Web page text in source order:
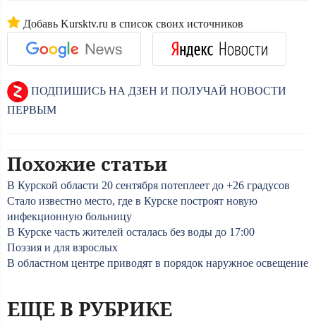
Добавь Kursktv.ru в список своих источников
ПОДПИШИСЬ НА ДЗЕН И ПОЛУЧАЙ НОВОСТИ
ПЕРВЫМ
Похожие статьи
В Курской области 20 сентября потеплеет до +26 градусов
Стало известно место, где в Курске построят новую
инфекционную больницу
В Курске часть жителей осталась без воды до 17:00
Поэзия и для взрослых
В областном центре приводят в порядок наружное освещение
ЕЩЕ В РУБРИКЕ